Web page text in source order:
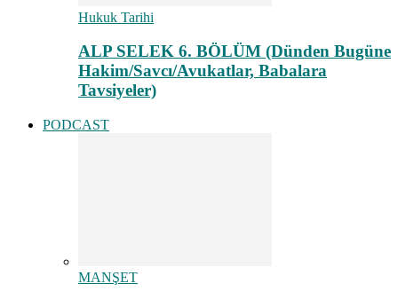
Hukuk Tarihi
ALP SELEK 6. BÖLÜM (Dünden Bugüne
Hakim/Savcı/Avukatlar, Babalara
Tavsiyeler)
PODCAST
MANŞET